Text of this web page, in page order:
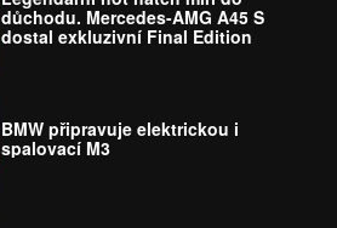
důchodu. Mercedes-AMG A45 S
dostal exkluzivní Final Edition
BMW připravuje elektrickou i
spalovací M3